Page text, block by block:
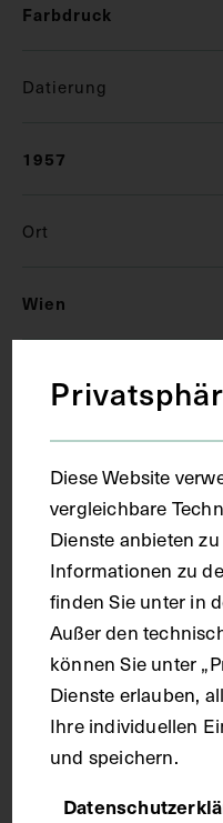
Farbdruck
Datierung
1957
Ort
Wien
Papier
Technik
Farbdruck
Maße
Bildmaß 19,1 x 15,2 cm
Kurzbeschreibung
Diese Website
vergleichbare
Dienste anbieten
Informationen zu
finden Sie unter in
Außer den
können Sie unter
Dienste erlauben,
Ihre individuellen
und speichern.